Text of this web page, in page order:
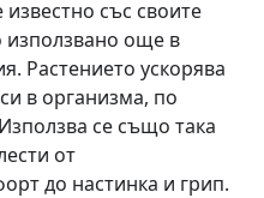
със своите
използвано още в
Растението ускорява
в организма, по
се също така
от
до настинка и грип.